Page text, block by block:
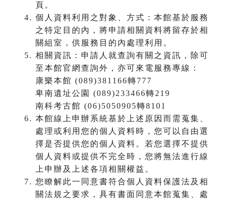
頁。
個人資料利用之對象、方式：本館基於服務
之特定目的內，將申請相關資料將留存於相
關組室，供服務目的內處理利用。
相關資訊：申請人就查詢有關之資訊，除可
至本館官網查詢外，亦可來電服務專線：
康樂本館 (089)381166轉777
卑南遺址公園 (089)233466轉219
南科考古館 (06)5050905轉8101
本館線上申辦系統基於上述原因而需蒐集、
處理或利用您的個人資料時，您可以自由選
擇是否提供您的個人資料。若您選擇不提供
個人資料或提供不完全時，您將無法進行線
上申辦及上述各項相關權益。
您瞭解此一同意書符合個人資料保護法及相
關法規之要求，具有書面同意本館蒐集、處